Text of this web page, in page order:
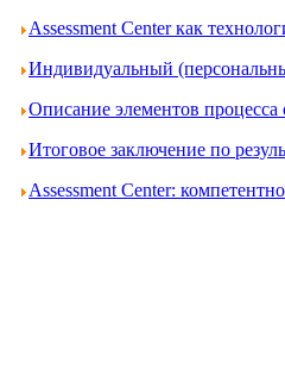
Assessment Center как
Индивидуальный
Описание элементов процесса
Итоговое заключение по
Assessment Center: